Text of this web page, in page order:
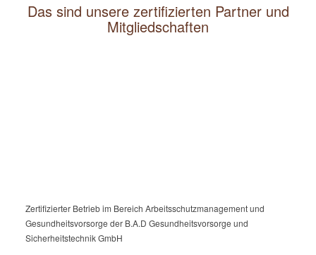
Das sind unsere zertifizierten Partner und
Mitgliedschaften
Zertifizierter Betrieb im Bereich Arbeitsschutzmanagement und
Gesundheitsvorsorge der B.A.D Gesundheitsvorsorge und
Sicherheitstechnik GmbH